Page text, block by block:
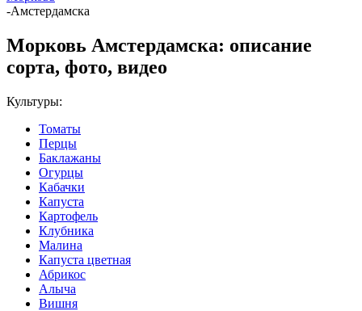
-Амстердамска
Морковь Амстердамска: описание
сорта, фото, видео
Культуры:
Томаты
Перцы
Баклажаны
Огурцы
Кабачки
Капуста
Картофель
Клубника
Малина
Капуста цветная
Абрикос
Алыча
Вишня